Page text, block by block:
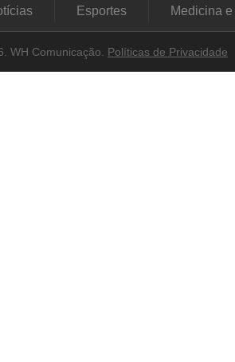
Esportes Medicina
WH Comunicação. Políticas de Privacidade